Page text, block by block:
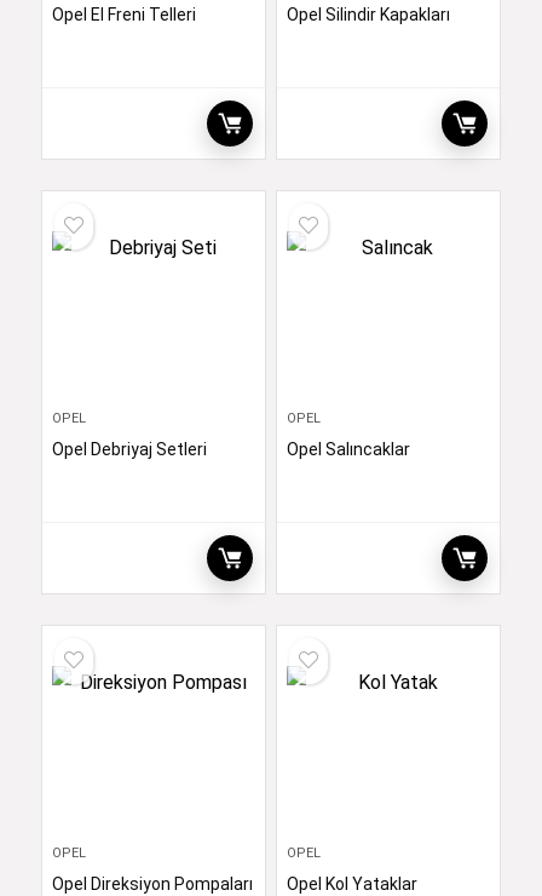
Opel El Freni Telleri Opel Silindir Kapakları
OPEL
Opel Debriyaj Setleri
OPEL
Opel Salıncaklar
OPEL
Opel Direksiyon Pompaları
OPEL
Opel Kol Yataklar